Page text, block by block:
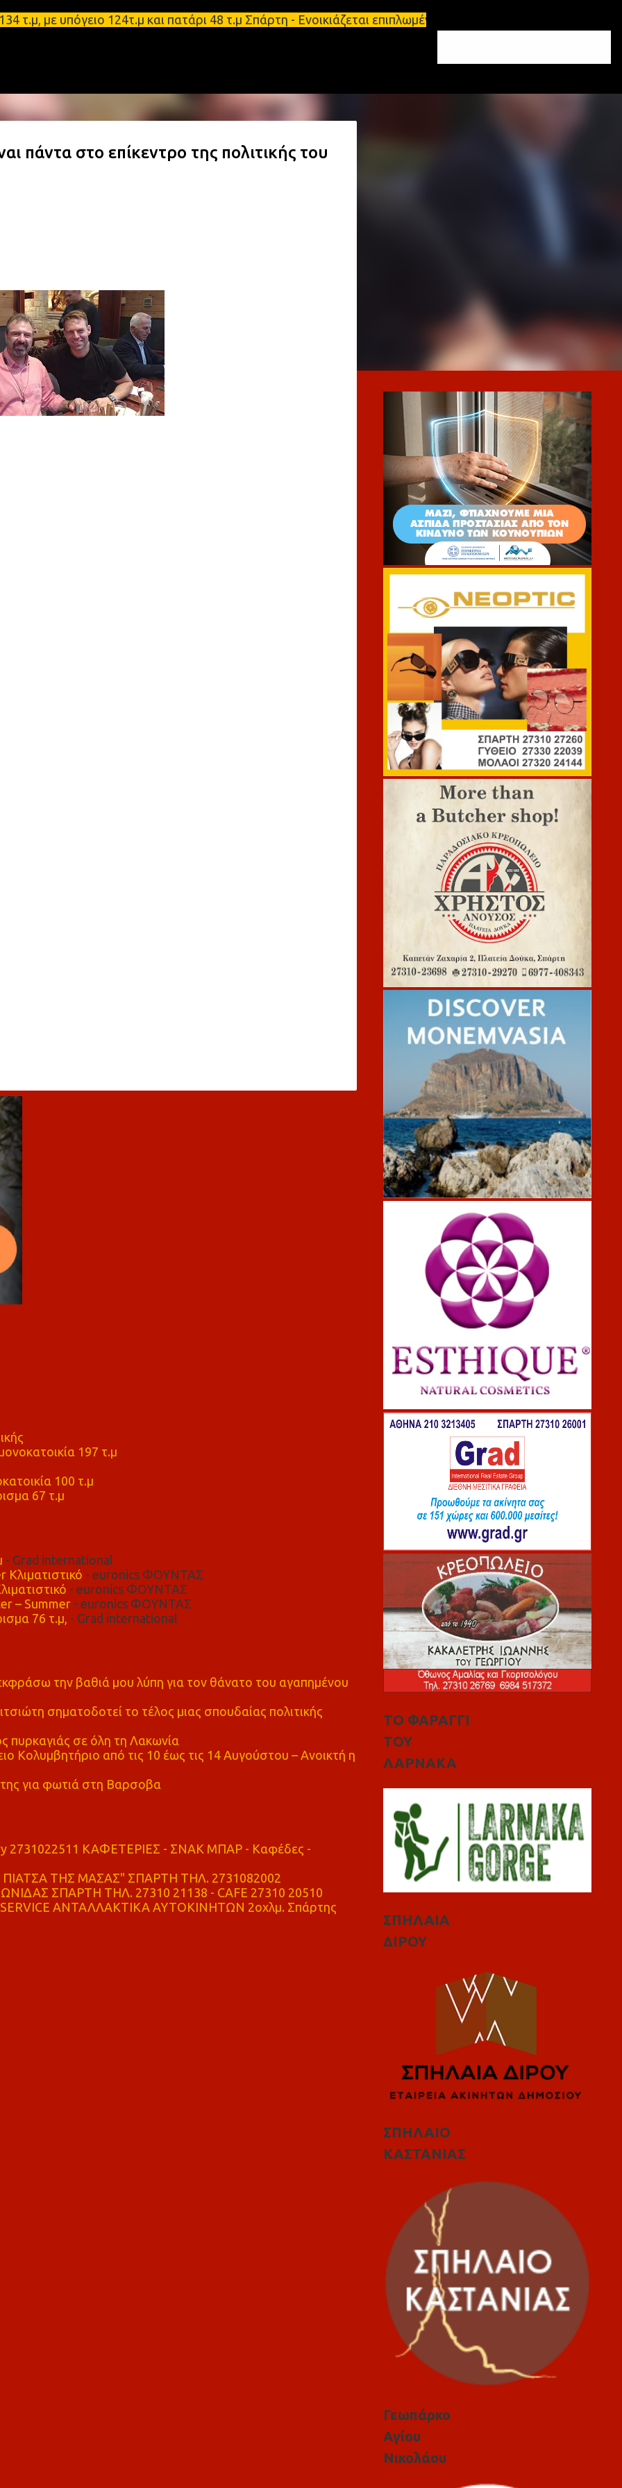
Μετάβαση στο κύριο περιεχόμενο
υπόγειο 124τ.μ και πατάρι 48 τ.μ Σπάρτη - Ενοικιάζεται επιπλωμένο διαμέρισμα 65τ.μ
πάντα στο επίκεντρο της πολιτικής του
197 τ.μ
100 τ.μ
67 τ.μ
- Grad international
- euronics ΦΟΥΝΤΑΣ
- euronics ΦΟΥΝΤΑΣ
– Summer- euronics ΦΟΥΝΤΑΣ
76 τ.μ, - Grad international
την βαθιά μου λύπη για τον θάνατο του αγαπημένου
σηματοδοτεί το τέλος μιας σπουδαίας πολιτικής
πυρκαγιάς σε όλη τη Λακωνία
Κολυμβητήριο από τις 10 έως τις 14 Αυγούστου – Ανοικτή η
για φωτιά στη Βαρσοβα
2731022511 ΚΑΦΕΤΕΡΙΕΣ - ΣΝΑΚ ΜΠΑΡ - Καφέδες -
ΤΗΣ ΜΑΣΑΣ" ΣΠΑΡΤΗ ΤΗΛ. 2731082002
ΣΠΑΡΤΗ ΤΗΛ. 27310 21138 - CAFE 27310 20510
ΑΝΤΑΛΛΑΚΤΙΚΑ ΑΥΤΟΚΙΝΗΤΩΝ 2οχλμ. Σπάρτης
ΤΟ ΦΑΡΑΓΓΙ
ΤΟΥ
ΛΑΡΝΑΚΑ
ΣΠΗΛΑΙΑ
ΔΙΡΟΥ
ΣΠΗΛΑΙΟ
ΚΑΣΤΑΝΙΑΣ
Γεωπάρκο
Αγίου
Νικολάου